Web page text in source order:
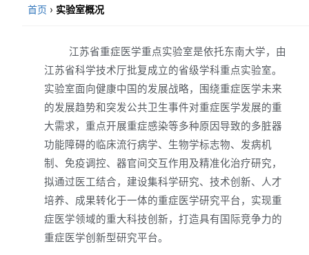
首页 › 实验室概况
江苏省重症医学重点实验室是依托东南大学，由
江苏省科学技术厅批复成立的省级学科重点实验室。
实验室面向健康中国的发展战略，围绕重症医学未来
的发展趋势和突发公共卫生事件对重症医学发展的重
大需求，重点开展重症感染等多种原因导致的多脏器
功能障碍的临床流行病学、生物学标志物、发病机
制、免疫调控、器官间交互作用及精准化治疗研究，
拟通过医工结合，建设集科学研究、技术创新、人才
培养、成果转化于一体的重症医学研究平台，实现重
症医学领域的重大科技创新，打造具有国际竞争力的
重症医学创新型研究平台。